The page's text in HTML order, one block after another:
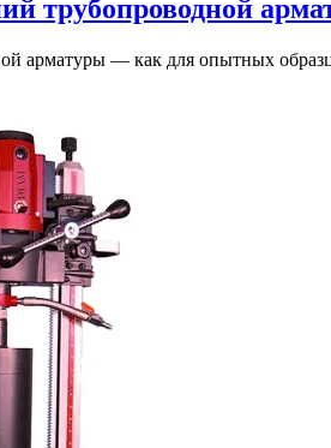
трубопроводной
арматуры — как для опытных